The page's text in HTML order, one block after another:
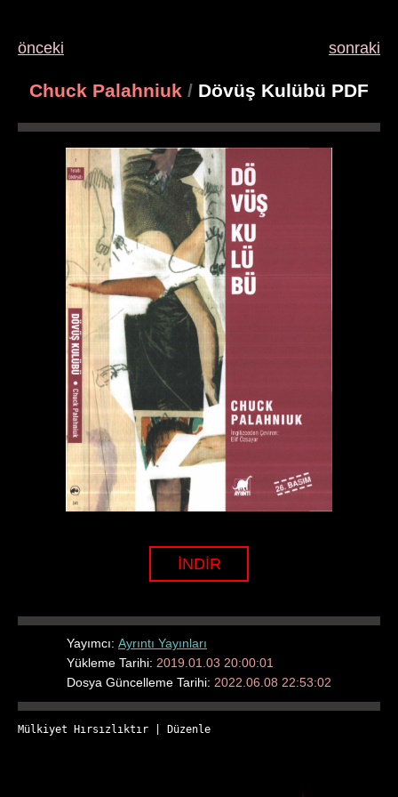
önceki sonraki
Chuck Palahniuk / Dövüş Kulübü PDF
İNDİR
Yayımcı: Ayrıntı Yayınları
Yükleme Tarihi: 2019.01.03 20:00:01
Dosya Güncelleme Tarihi: 2022.06.08 22:53:02
Mülkiyet Hırsızlıktır Düzenle